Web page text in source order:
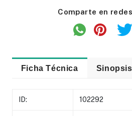
Comparte en
Ficha Técnica Sinopsis
ID: 102292